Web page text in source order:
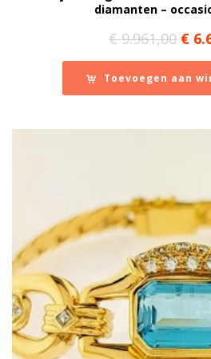
diamanten –
€9.961,00
prijs
was:
€
€
Toevoegen aan